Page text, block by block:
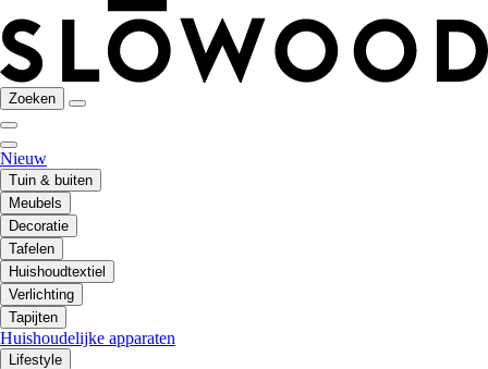
Zoeken
Nieuw
Tuin & buiten
Meubels
Decoratie
Tafelen
Huishoudtextiel
Verlichting
Tapijten
Huishoudelijke apparaten
Lifestyle